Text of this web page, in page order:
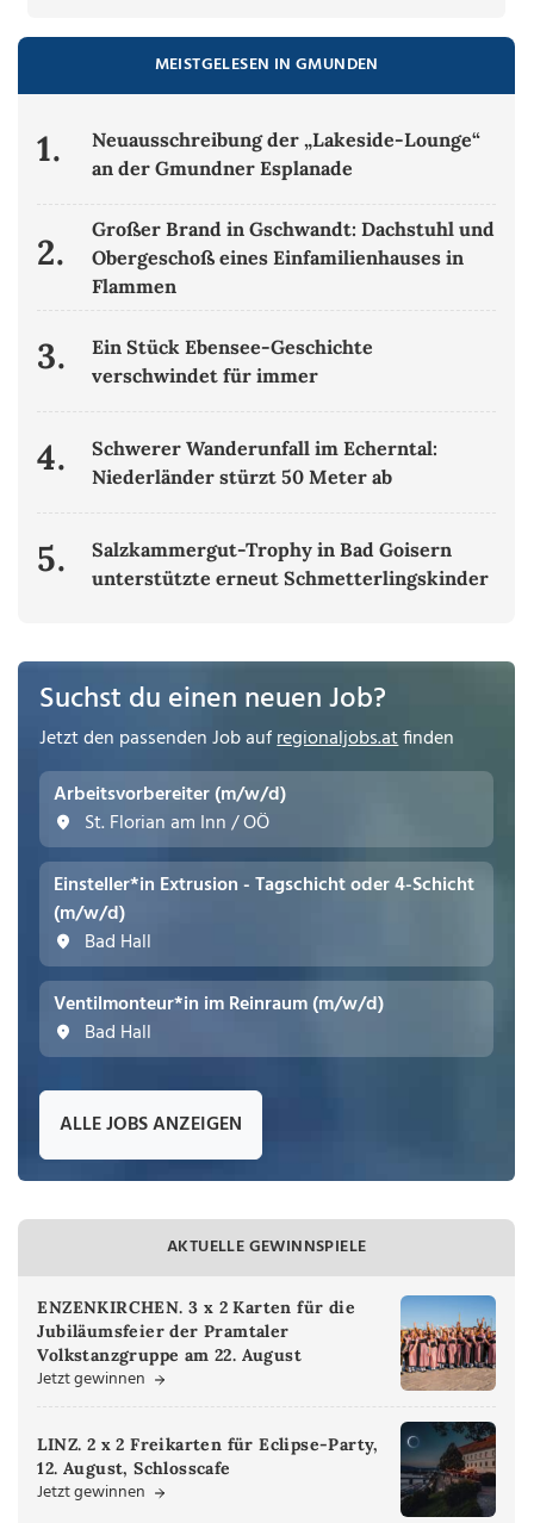
MEISTGELESEN IN GMUNDEN
1.
Neuausschreibung der „Lakeside-Lounge“
an der Gmundner Esplanade
2.
Großer Brand in Gschwandt: Dachstuhl und
Obergeschoß eines Einfamilienhauses in
Flammen
3.
Ein Stück Ebensee-Geschichte
verschwindet für immer
4.
Schwerer Wanderunfall im Echerntal:
Niederländer stürzt 50 Meter ab
5.
Salzkammergut-Trophy in Bad Goisern
unterstützte erneut Schmetterlingskinder
Suchst du einen neuen Job?
Jetzt den passenden Job aufregionaljobs.atfinden
Arbeitsvorbereiter (m/w/d)
St. Florian am Inn / OÖ
Einsteller*in Extrusion - Tagschicht oder 4-Schicht
(m/w/d)
Bad Hall
Ventilmonteur*in im Reinraum (m/w/d)
Bad Hall
ALLE JOBS ANZEIGEN
AKTUELLE GEWINNSPIELE
ENZENKIRCHEN. 3 x 2 Karten für die
Jubiläumsfeier der Pramtaler
Volkstanzgruppe am 22. August
Jetzt gewinnen
LINZ. 2 x 2 Freikarten für Eclipse-Party,
12. August, Schlosscafe
Jetzt gewinnen